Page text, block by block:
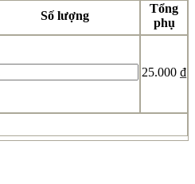
Số lượng
Tổng
phụ
25.000 ₫